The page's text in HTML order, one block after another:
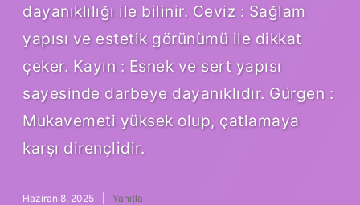
dayanıklılığı ile bilinir. Ceviz : Sağlam
yapısı ve estetik görünümü ile dikkat
çeker. Kayın : Esnek ve sert yapısı
sayesinde darbeye dayanıklıdır. Gürgen :
Mukavemeti yüksek olup, çatlamaya
karşı dirençlidir.
Haziran 8, 2025 Yanıtla